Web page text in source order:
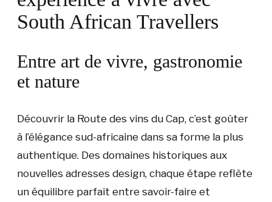
South African Travellers
Entre art de vivre, gastronomie
et nature
Découvrir la Route des vins du Cap, c’est goûter
à l’élégance sud-africaine dans sa forme la plus
authentique. Des domaines historiques aux
nouvelles adresses design, chaque étape reflète
un équilibre parfait entre savoir-faire et